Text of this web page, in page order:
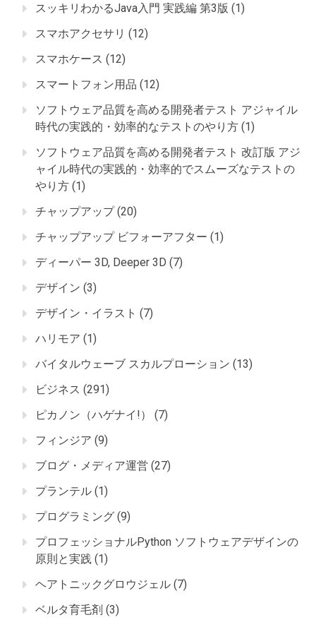
スッキリわかるJava入門 実践編 第3版 (1)
スマホアクセサリ (12)
スマホケース (12)
スマートフォン用品 (12)
ソフトウェア品質を高める開発者テスト アジャイル
時代の実践的・効率的なテストのやり方 (1)
ソフトウェア品質を高める開発者テスト 改訂版 アジ
ャイル時代の実践的・効率的でスムーズなテストの
やり方 (1)
チャップアップ(20)
チャップアップ ビフォーアフター (1)
ディーパー 3D, Deeper 3D (7)
デザイン (3)
デザイン・イラスト (7)
ハリモア (1)
バイタルウェーブ スカルプローション (13)
ビジネス (291)
ピカノン（ハゲナイ!）
(7)
フィンジア (9)
ブログ・メディア運営 (27)
プランテル (1)
プログラミング (9)
プロフェッショナルPython ソフトウェアデザインの
原則と実践 (1)
ヘアトニックグロウジェル (7)
ベルタ育毛剤 (3)